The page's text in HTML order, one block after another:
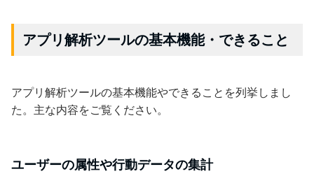
アプリ解析ツールの基本機能・できること
アプリ解析ツールの基本機能やできることを列挙しまし
た。主な内容をご覧ください。
ユーザーの属性や行動データの集計